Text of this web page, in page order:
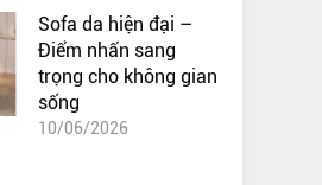
Sofa da hiện đại –
Điểm nhấn sang
trọng cho không gian
sống
10/06/2026